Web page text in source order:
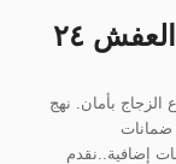
شركة الانجاز السريعة لنقل العفش ٢٤
بأمان. نهج
ضمانات
إضافية..نقدم